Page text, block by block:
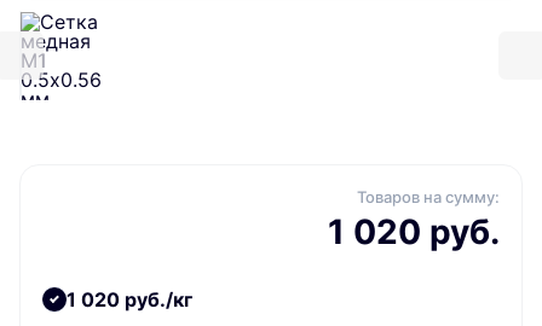
Товаров на сумму:
1 020 руб.
1 020 руб./кг